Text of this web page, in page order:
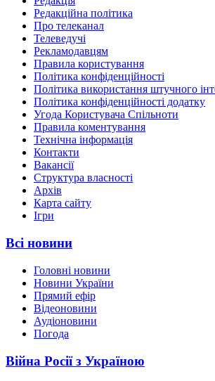
Редакційна політика
Про телеканал
Телеведучі
Рекламодавцям
Правила користування
Політика конфіденційності
Політика використання штучного
Політика конфіденційності додатку
Угода Користувача Спільноти
Правила коментування
Технічна інформація
Контакти
Вакансії
Структура власності
Архів
Карта сайту
Ігри
Всі новини
Головні новини
Новини України
Прямий ефір
Відеоновини
Аудіоновини
Погода
Війна Росії з Україною